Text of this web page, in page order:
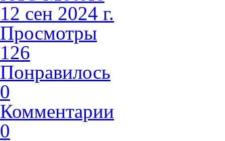
12 сен 2024 г.
Просмотры
126
Понравилось
0
Комментарии
0